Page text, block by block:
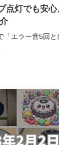
点灯でも安
エラー音5回と